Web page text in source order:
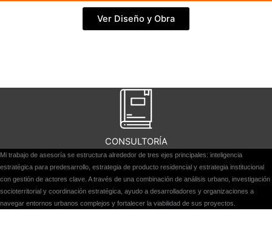
Ver Diseño y Obra
CONSULTORÍA
Mi trabajo de asesoría se estructura alrededor de tres ejes principales: inteligencia
estratégica para predesarrollo, estrategia de producto residencial y estrategia institucional
con gestión de actores clave. A través de una combinación de análisis urbano, investigación
socioterritorial y coordinación estratégica, ayudo a desarrolladores y organizaciones a
navegar entornos urbanos complejos y fortalecer la viabilidad de sus proyectos.